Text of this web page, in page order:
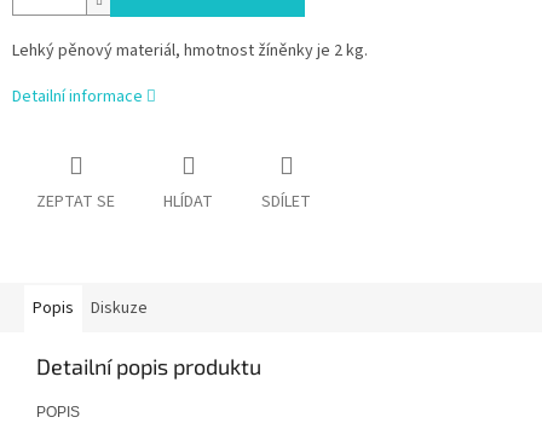
Lehký pěnový materiál, hmotnost žíněnky je 2 kg.
Detailní informace
ZEPTAT SE HLÍDAT SDÍLET
Popis Diskuze
Detailní popis produktu
POPIS